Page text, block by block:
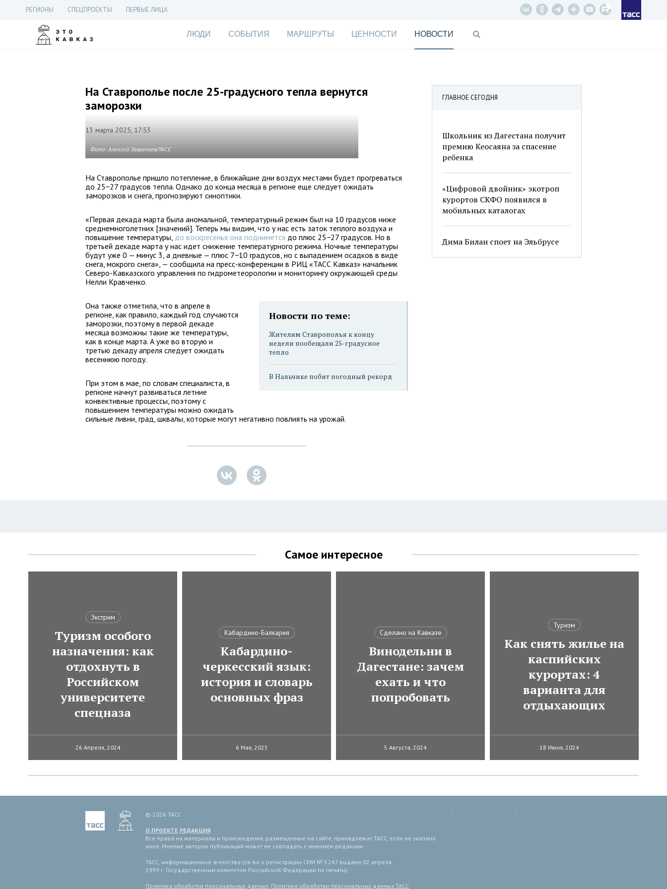
РЕГИОНЫ СПЕЦПРОЕКТЫ ПЕРВЫЕ ЛИЦА
ЛЮДИ СОБЫТИЯ МАРШРУТЫ ЦЕННОСТИ НОВОСТИ
ГЛАВНОЕ СЕГОДНЯ
Школьник из Дагестана получит
премию Кеосаяна за спасение
ребенка
«Цифровой двойник» экотроп
курортов СКФО появился в
мобильных каталогах
Дима Билан споет на Эльбрусе
На Ставрополье после 25-градусного тепла вернутся
заморозки
13 марта 2025, 17:53
Фото: Алексей Заврачаев/ТАСС
На Ставрополье пришло потепление, в ближайшие дни воздух местами будет прогреваться
до 25−27 градусов тепла. Однако до конца месяца в регионе еще следует ожидать
заморозков и снега, прогнозируют синоптики.
«Первая декада марта была аномальной, температурный режим был на 10 градусов ниже
среднемноголетних [значений]. Теперь мы видим, что у нас есть заток теплого воздуха и
повышение температуры, до воскресенья она поднимется до плюс 25−27 градусов. Но в
третьей декаде марта у нас идет снижение температурного режима. Ночные температуры
будут уже 0 — минус 3, а дневные — плюс 7−10 градусов, но с выпадением осадков в виде
снега, мокрого снега», — сообщила на пресс-конференции в РИЦ «ТАСС Кавказ» начальник
Северо-Кавказского управления по гидрометеорологии и мониторингу окружающей среды
Нелли Кравченко.
Новости по теме:
Жителям Ставрополья к концу
недели пообещали 25-градусное
тепло
В Нальчике побит погодный рекорд
Она также отметила, что в апреле в
регионе, как правило, каждый год случаются
заморозки, поэтому в первой декаде
месяца возможны такие же температуры,
как в конце марта. А уже во вторую и
третью декаду апреля следует ожидать
весеннюю погоду.
При этом в мае, по словам специалиста, в
регионе начнут развиваться летние
конвективные процессы, поэтому с
повышением температуры можно ожидать
сильные ливни, град, шквалы, которые могут негативно повлиять на урожай.
Самое интересное
Экстрим
Туризм особого
назначения: как
отдохнуть в
Российском
университете
спецназа
26 Апреля, 2024
Кабардино-Балкария
Кабардино-
черкесский язык:
история и словарь
основных фраз
6 Мая, 2025
Сделано на Кавказе
Винодельни в
Дагестане: зачем
ехать и что
попробовать
5 Августа, 2024
Туризм
Как снять жилье на
каспийских
курортах: 4
варианта для
отдыхающих
18 Июня, 2024
© 2026 ТАСС
О ПРОЕКТЕ РЕДАКЦИЯ
Все права на материалы и произведения, размещенные на сайте, принадлежат ТАСС, если не указано
иное. Мнение авторов публикаций может не совпадать с мнением редакции.
ТАСС, информационное агентство (св-во о регистрации СМИ № 3 247 выдано 02 апреля
1999 г. Государственным комитетом Российской Федерации по печати).
Политика обработки персональных данных, Политика обработки персональных данных ТАСС